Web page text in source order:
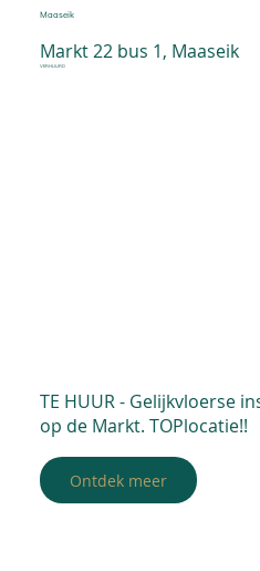
Maaseik
Markt 22 bus 1, Maaseik
VERHUURD
TE HUUR - Gelijkvloerse
op de Markt. TOPlocatie!!
Ontdek meer